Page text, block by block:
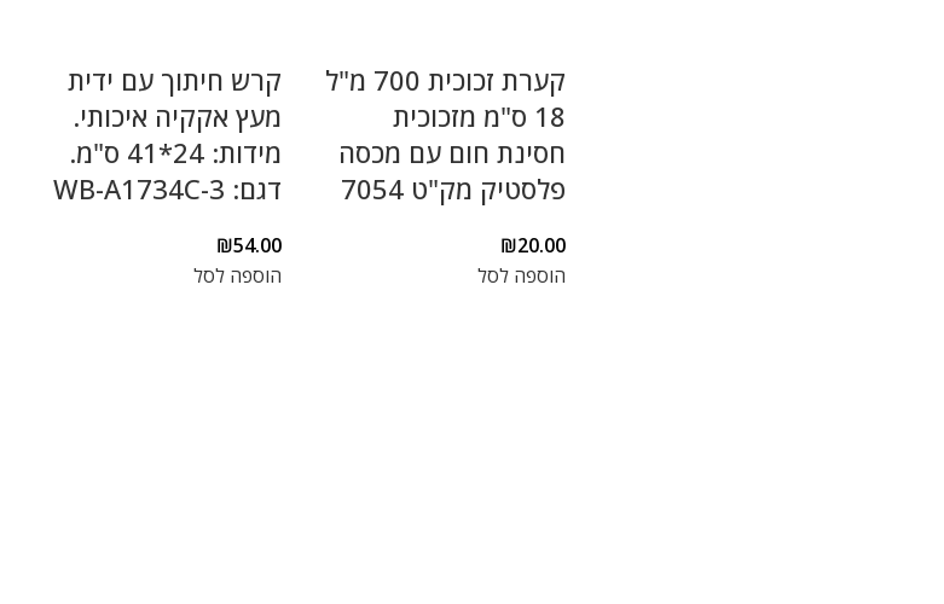
קערת זכוכית 700 מ"ל
18 ס"מ מזכוכית
חסינת חום עם מכסה
פלסטיק מק"ט 7054
₪20.00
הוספה לסל
קרש חיתוך עם ידית
מעץ אקקיה איכותי.
מידות: 24*41 ס"מ.
דגם: WB-A1734C-3
₪54.00
הוספה לסל